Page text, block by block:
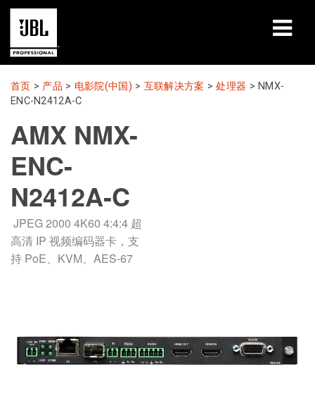
产品
学习课程
关于
哪里购买和连接
语言/地区
首页 > 产品 > 电影院(中国) > 互联解决方案 >处理器 > NMX-
ENC-N2412A-C
AMX NMX-
ENC-
N2412A-C
JPEG 2000 4K60 4:4:4 超
高清 IP 视频编码器卡，支
持 PoE、KVM、AES-67